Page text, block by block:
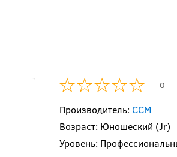
0
Производитель: CCM
Возраст: Юношеский (Jr)
Уровень: